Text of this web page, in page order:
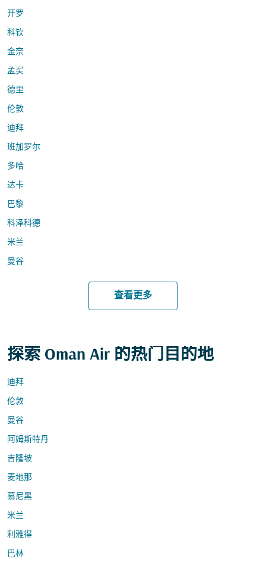
开罗
科钦
金奈
孟买
德里
伦敦
迪拜
班加罗尔
多哈
达卡
巴黎
科泽科德
米兰
曼谷
查看更多
探索 Oman Air 的热门目的地
迪拜
伦敦
曼谷
阿姆斯特丹
吉隆坡
麦地那
慕尼黑
米兰
利雅得
巴林